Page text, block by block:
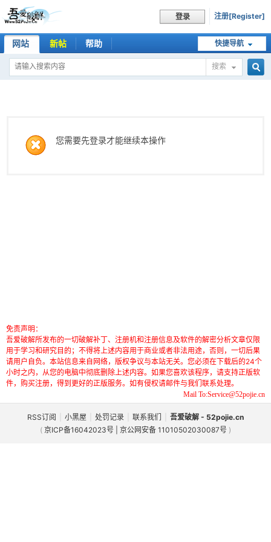
登录 注册[Register]
快捷导航
网站 新帖 帮助
搜索
您需要先登录才能继续本操作
免责声明：
吾爱破解所发布的一切破解补丁、注册机和注册信息及软件的解密分析文章仅限
用于学习和研究目的；不得将上述内容用于商业或者非法用途，否则，一切后果
请用户自负。本站信息来自网络，版权争议与本站无关。您必须在下载后的24个
小时之内，从您的电脑中彻底删除上述内容。如果您喜欢该程序，请支持正版软
件，购买注册，得到更好的正版服务。如有侵权请邮件与我们联系处理。
Mail To:Service@52pojie.cn
RSS订阅 小黑屋 处罚记录 联系我们
吾爱破解 - 52pojie.cn
( 京ICP备16042023号 | 京公网安备 11010502030087号 )